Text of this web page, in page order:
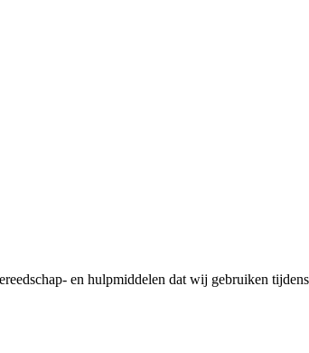
en hulpmiddelen dat wij gebruiken